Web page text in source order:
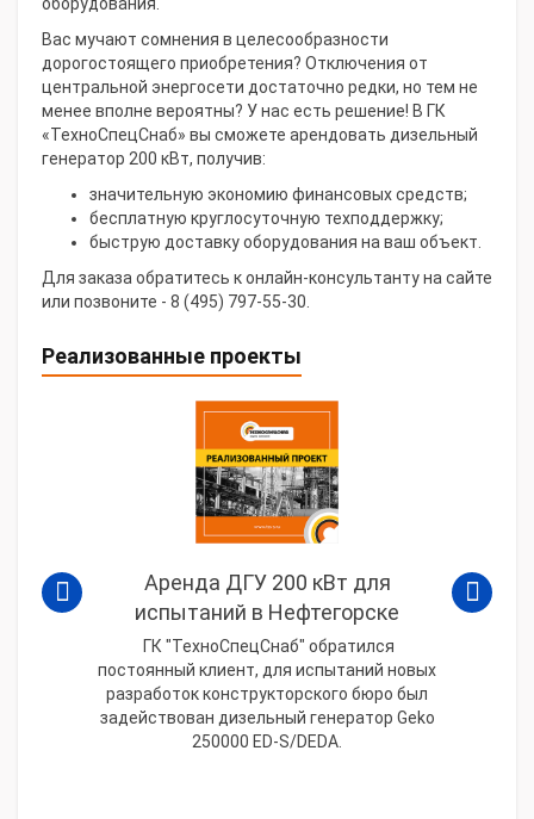
Вас мучают сомнения в целесообразности
дорогостоящего приобретения? Отключения от
центральной энергосети достаточно редки, но тем не
менее вполне вероятны? У нас есть решение! В ГК
«ТехноСпецСнаб» вы сможете арендовать дизельный
генератор 200 кВт, получив:
значительную экономию финансовых средств;
бесплатную круглосуточную техподдержку;
быструю доставку оборудования на ваш объект.
Для заказа обратитесь к онлайн-консультанту на сайте
или позвоните - 8 (495) 797-55-30.
Реализованные проекты
Аренда ДГУ 200 кВт для
испытаний в Нефтегорске
ГК "ТехноСпецСнаб" обратился
постоянный клиент, для испытаний новых
разработок конструкторского бюро был
задействован дизельный генератор Geko
250000 ED-S/DEDA.